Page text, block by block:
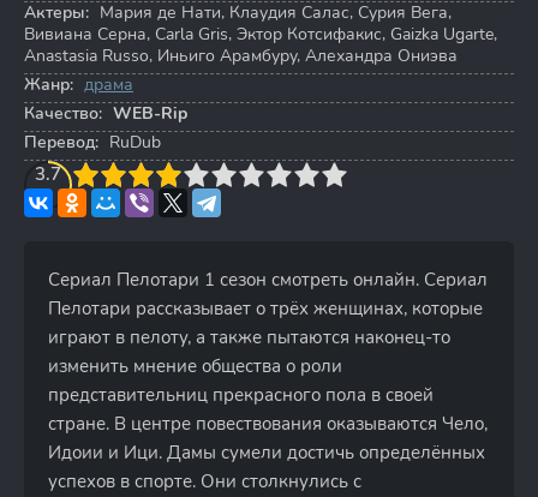
Актеры: Мария де Нати, Клаудия Салас, Сурия Вега,
Вивиана Серна, Carla Gris, Эктор Котсифакис, Gaizka Ugarte,
Anastasia Russo, Иньиго Арамбуру, Алехандра Ониэва
Жанр: драма
Качество: WEB-Rip
Перевод: RuDub
3.7
4 5 6 7 8 9 10
Сериал Пелотари 1 сезон смотреть онлайн. Сериал
Пелотари рассказывает о трёх женщинах, которые
играют в пелоту, а также пытаются наконец-то
изменить мнение общества о роли
представительниц прекрасного пола в своей
стране. В центре повествования оказываются Чело,
Идоии и Ици. Дамы сумели достичь определённых
успехов в спорте. Они столкнулись с